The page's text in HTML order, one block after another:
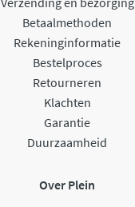
Betaalmethoden
Rekeninginformatie
Bestelproces
Retourneren
Klachten
Garantie
Duurzaamheid
Over Plein